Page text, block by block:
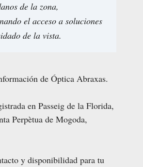
de la zona,
el acceso a soluciones
de la vista.
de Óptica Abraxas.
en Passeig de la Florida,
Perpètua de Mogoda,
y disponibilidad para tu